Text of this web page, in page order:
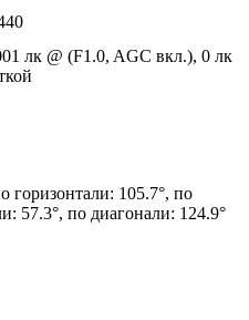
лк @ (F1.0, AGC вкл.), 0 лк
горизонтали: 105.7°, по
57.3°, по диагонали: 124.9°